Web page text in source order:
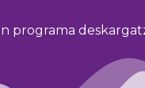
programa